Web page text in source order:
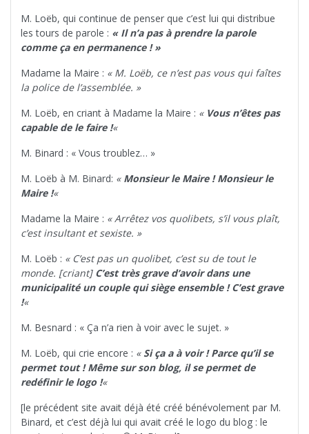
M. Loëb, qui continue de penser que c’est lui qui distribue
les tours de parole : « Il n’a pas à prendre la parole
comme ça en permanence ! »
Madame la Maire : « M. Loëb, ce n’est pas vous qui faîtes
la police de l’assemblée. »
M. Loëb, en criant à Madame la Maire : « Vous n’êtes pas
capable de le faire !«
M. Binard : « Vous troublez… »
M. Loëb à M. Binard: « Monsieur le Maire ! Monsieur le
Maire !«
Madame la Maire : « Arrêtez vos quolibets, s’il vous plaît,
c’est insultant et sexiste. »
M. Loëb : « C’est pas un quolibet, c’est su de tout le
monde. [criant] C’est très grave d’avoir dans une
municipalité un couple qui siège ensemble ! C’est grave
!«
M. Besnard : « Ça n’a rien à voir avec le sujet. »
M. Loëb, qui crie encore : « Si ça a à voir ! Parce qu’il se
permet tout ! Même sur son blog, il se permet de
redéfinir le logo !«
[le précédent site avait déjà été créé bénévolement par M.
Binard, et c’est déjà lui qui avait créé le logo du blog : le